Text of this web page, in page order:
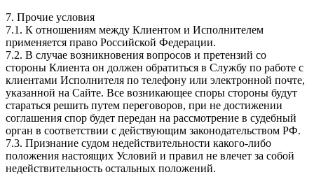
7. Прочие условия
7.1. К отношениям между Клиентом и Исполнителем
применяется право Российской Федерации.
7.2. В случае возникновения вопросов и претензий со
стороны Клиента он должен обратиться в Службу по работе с
клиентами Исполнителя по телефону или электронной почте,
указанной на Сайте. Все возникающее споры стороны будут
стараться решить путем переговоров, при не достижении
соглашения спор будет передан на рассмотрение в судебный
орган в соответствии с действующим законодательством РФ.
7.3. Признание судом недействительности какого-либо
положения настоящих Условий и правил не влечет за собой
недействительность остальных положений.